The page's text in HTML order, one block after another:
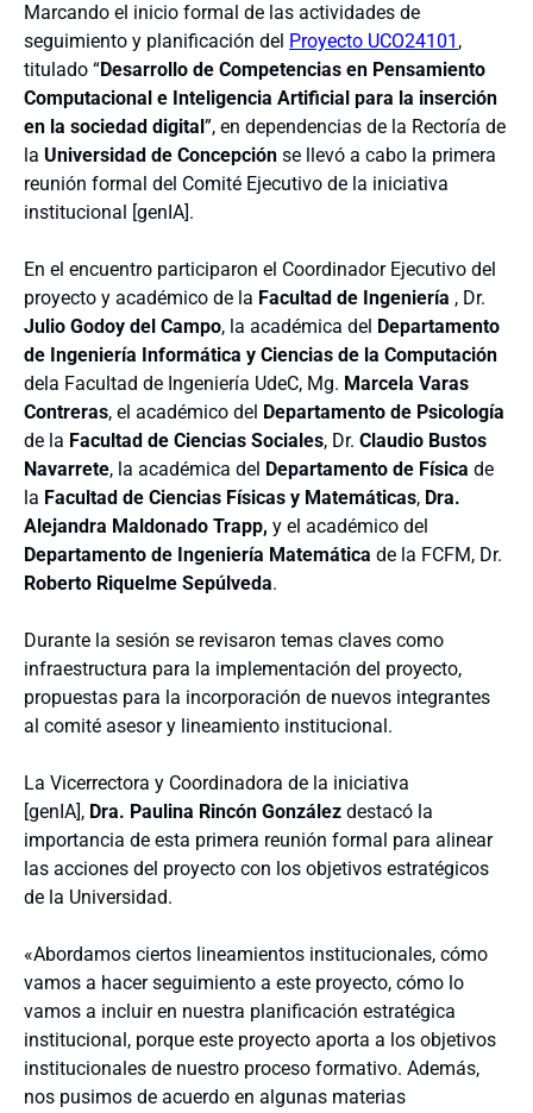
Marcando el inicio formal de las actividades de
seguimiento y planificación del Proyecto UCO24101 ,
titulado “Desarrollo de Competencias en Pensamiento
Computacional e Inteligencia Artificial para la inserción
en la sociedad digital”, en dependencias de la Rectoría de
la Universidad de Concepción se llevó a cabo la primera
reunión formal del Comité Ejecutivo de la iniciativa
institucional [genIA].
En el encuentro participaron el Coordinador Ejecutivo del
proyecto y académico de la Facultad de Ingeniería , Dr.
Julio Godoy del Campo, la académica del Departamento
de Ingeniería Informática y Ciencias de la Computación
dela Facultad de Ingeniería UdeC, Mg. Marcela Varas
Contreras, el académico del Departamento de Psicología
de la Facultad de Ciencias Sociales, Dr. Claudio Bustos
Navarrete, la académica del Departamento de Física de
la Facultad de Ciencias Físicas y Matemáticas, Dra.
Alejandra Maldonado Trapp, y el académico del
Departamento de Ingeniería Matemática de la FCFM, Dr.
Roberto Riquelme Sepúlveda.
Durante la sesión se revisaron temas claves como
infraestructura para la implementación del proyecto,
propuestas para la incorporación de nuevos integrantes
al comité asesor y lineamiento institucional.
La Vicerrectora y Coordinadora de la iniciativa
[genIA], Dra. Paulina Rincón González destacó la
importancia de esta primera reunión formal para alinear
las acciones del proyecto con los objetivos estratégicos
de la Universidad.
«Abordamos ciertos lineamientos institucionales, cómo
vamos a hacer seguimiento a este proyecto, cómo lo
vamos a incluir en nuestra planificación estratégica
institucional, porque este proyecto aporta a los objetivos
institucionales de nuestro proceso formativo. Además,
nos pusimos de acuerdo en algunas materias